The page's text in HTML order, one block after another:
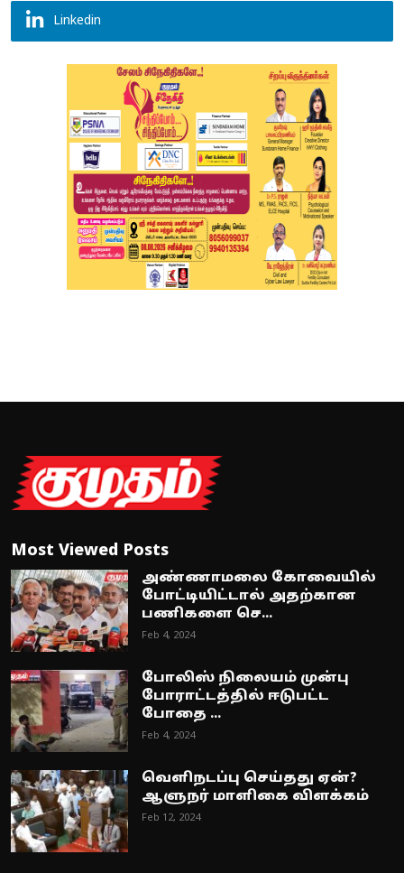
Linkedin
Most Viewed Posts
அண்ணாமலை கோவையில்
போட்டியிட்டால் அதற்கான
பணிகளை செ...
Feb 4, 2024
போலிஸ் நிலையம் முன்பு
போராட்டத்தில் ஈடுபட்ட
போதை ...
Feb 4, 2024
வெளிநடப்பு செய்தது ஏன்?
ஆளுநர் மாளிகை விளக்கம்
Feb 12, 2024